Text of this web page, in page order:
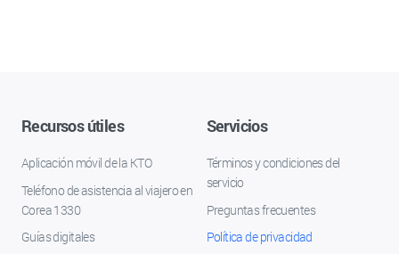
Recursos útiles
Aplicación móvil de la KTO
Teléfono de asistencia al viajero en
Corea 1330
Guías digitales
Servicios
Términos y condiciones del
servicio
Preguntas frecuentes
Política de privacidad